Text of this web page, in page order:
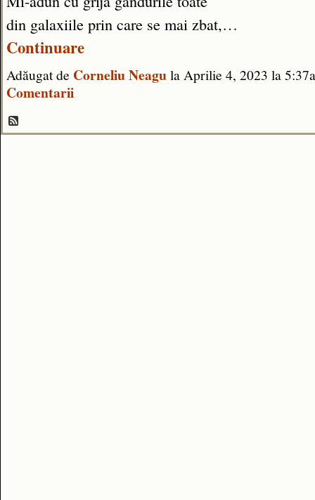
din galaxiile prin care se mai zbat,…
Continuare
Adăugat de Corneliu Neagula Aprilie 4, 2023 la
Comentarii